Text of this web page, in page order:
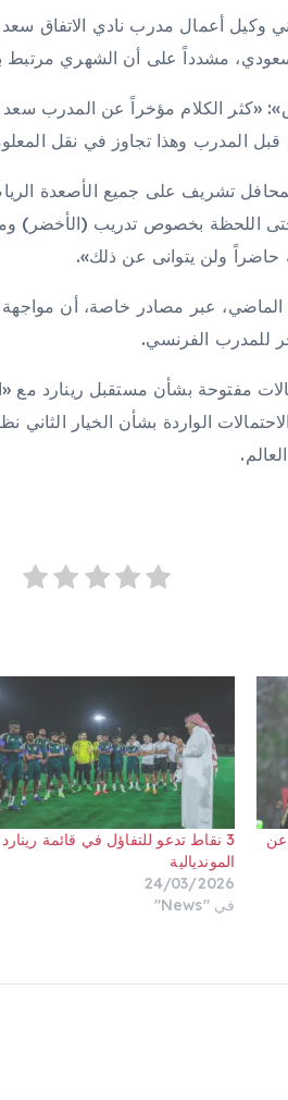
وكيل أعمال مدرب نادي الاتفاق
مشدداً على أن الشهري مرتبط
«كثر الكلام مؤخراً عن المدرب
المدرب وهذا تجاوز في نقل
تشريف على جميع الأصعدة
اللحظة بخصوص تدريب (الأخضر)
ولن يتوانى عن ذلك».
عبر مصادر خاصة، أن مواجهة
مفتوحة بشأن مستقبل رينارد مع
الواردة بشأن الخيار
عن
3 نقاط تدعو للتفاؤل في قائمة رينارد
المونديالية
24/03/2026
في "News"